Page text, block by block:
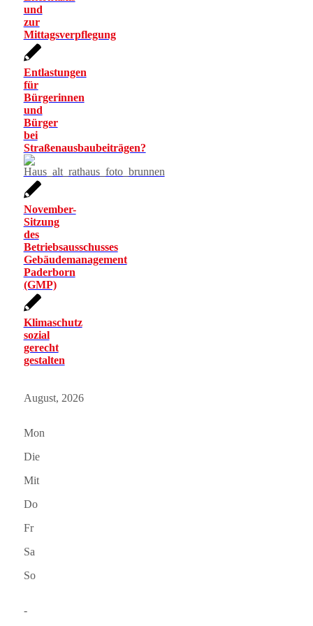
und
zur
Mittagsverpflegung
Entlastungen
für
Bürgerinnen
und
Bürger
bei
Straßenausbaubeiträgen?
November-
Sitzung
des
Betriebsausschusses
Gebäudemanagement
Paderborn
(GMP)
Klimaschutz
sozial
gerecht
gestalten
August, 2026
Mon
Die
Mit
Do
Fr
Sa
So
-